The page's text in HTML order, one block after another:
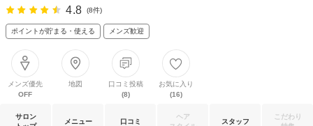
4.8 (8件)
ポイントが貯まる・使える メンズ歓迎
メンズ優先
OFF
地図
口コミ投稿
(8)
お気に入り
(16)
サロン
メニュー 口コミ
ヘア
スタッフ
こだわり